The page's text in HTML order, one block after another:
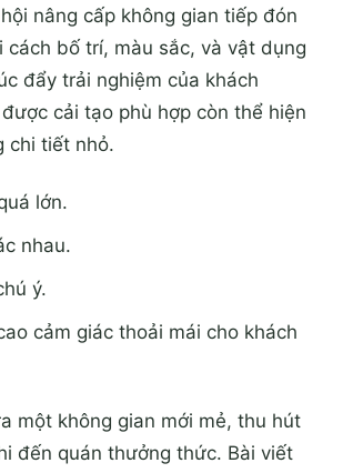
nâng cấp không gian tiếp đón
bố trí, màu sắc, và vật dụng
đẩy trải nghiệm của khách
cải tạo phù hợp còn thể hiện
chi tiết nhỏ.
lớn.
nhau.
ý.
cảm giác thoải mái cho khách
một không gian mới mẻ, thu hút
đến quán thưởng thức. Bài viết